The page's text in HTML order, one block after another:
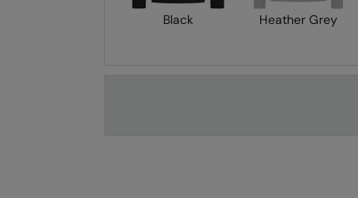
Black Heather Grey